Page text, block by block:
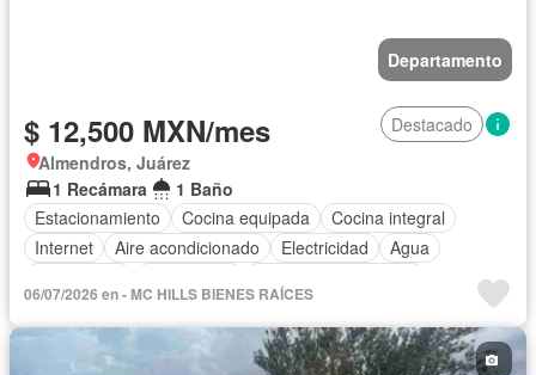
Departamento
$ 12,500 MXN/mes
Destacado
Almendros, Juárez
1 Recámara
1 Baño
Estacionamiento
Cocina equipada
Cocina integral
Internet
Aire acondicionado Electricidad
Agua
Completamente amueblado
06/07/2026 en - MC HILLS BIENES RAÍCES